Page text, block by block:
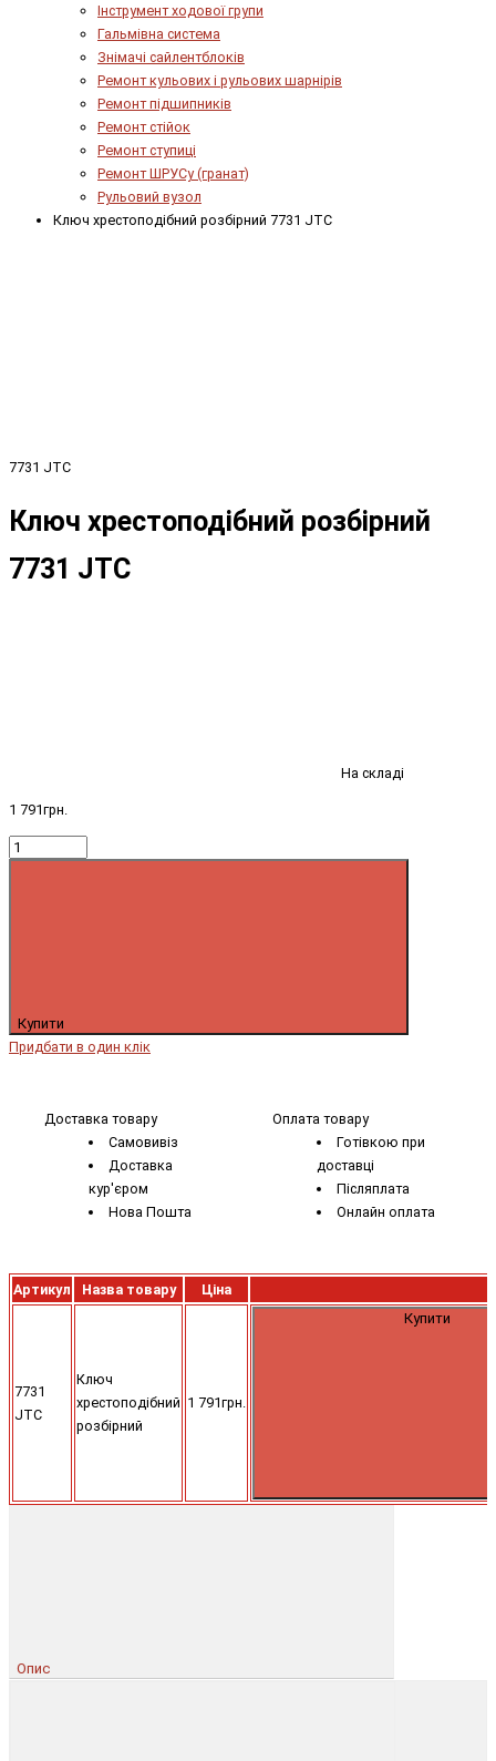
Інструмент ходової групи
Гальмівна система
Знімачі сайлентблоків
Ремонт кульових і рульових шарнірів
Ремонт підшипників
Ремонт стійок
Ремонт ступиці
Ремонт ШРУСу (гранат)
Рульовий вузол
Ключ хрестоподібний розбірний 7731 JTC
7731 JTC
Ключ хрестоподібний розбірний
7731 JTC
На складі
1 791грн.
Купити
Придбати в один клік
Доставка товару
Самовивіз
Доставка
кур'єром
Нова Пошта
Оплата товару
Готівкою при
доставці
Післяплата
Онлайн оплата
Артикул Назва товару Ціна
7731
JTC
Ключ
хрестоподібний
розбірний
1 791грн.
Купити
Опис